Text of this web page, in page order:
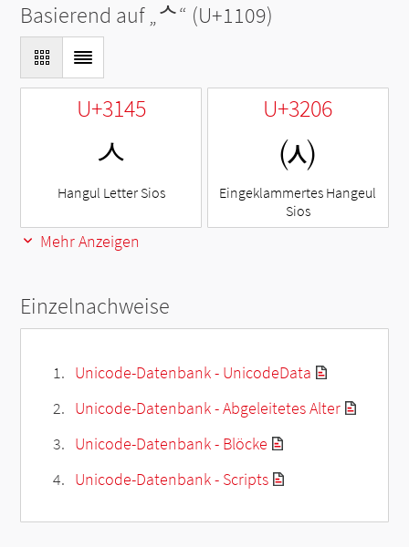
Basierend auf „ᄉ“ (U+1109)
U+3145
ㅅ
Hangul Letter Sios
U+3206
㈆
Eingeklammertes Hangeul
Sios
Mehr Anzeigen
Einzelnachweise
Unicode-Datenbank - UnicodeData
Unicode-Datenbank - Abgeleitetes Alter
Unicode-Datenbank - Blöcke
Unicode-Datenbank - Scripts